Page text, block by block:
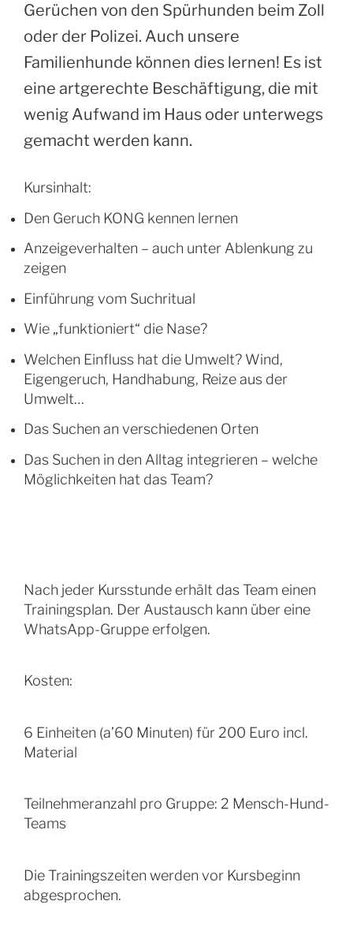
Gerüchen von den Spürhunden beim Zoll
oder der Polizei. Auch unsere
Familienhunde können dies lernen! Es ist
eine artgerechte Beschäftigung, die mit
wenig Aufwand im Haus oder unterwegs
gemacht werden kann.
Kursinhalt:
Den Geruch KONG kennen lernen
Anzeigeverhalten – auch unter Ablenkung zu
zeigen
Einführung vom Suchritual
Wie „funktioniert“ die Nase?
Welchen Einfluss hat die Umwelt? Wind,
Eigengeruch, Handhabung, Reize aus der
Umwelt…
Das Suchen an verschiedenen Orten
Das Suchen in den Alltag integrieren – welche
Möglichkeiten hat das Team?
Nach jeder Kursstunde erhält das Team einen
Trainingsplan. Der Austausch kann über eine
WhatsApp-Gruppe erfolgen.
Kosten:
6 Einheiten (a’60 Minuten) für 200 Euro incl.
Material
Teilnehmeranzahl pro Gruppe: 2 Mensch-Hund-
Teams
Die Trainingszeiten werden vor Kursbeginn
abgesprochen.